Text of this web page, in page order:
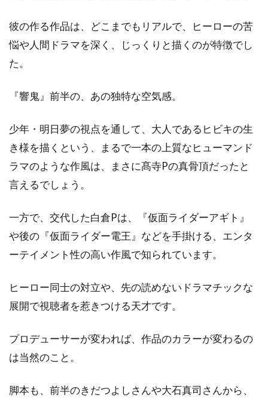
彼の作る作品は、どこまでもリアルで、ヒーローの苦
悩や人間ドラマを深く、じっくりと描くのが特徴でし
た。
『響鬼』前半の、あの独特な空気感。
少年・明日夢の視点を通して、大人であるヒビキの生
き様を描くという、まるで一本の上質なヒューマンド
ラマのような作風は、まさに髙寺Pの真骨頂だったと
言えるでしょう。
一方で、交代した白倉Pは、『仮面ライダーアギト』
や後の『仮面ライダー電王』などを手掛ける、エンタ
ーテイメント性の高い作風で知られています。
ヒーロー同士の対立や、先の読めないドラマチックな
展開で視聴者を惹きつける天才です。
プロデューサーが変われば、作品のカラーが変わるの
は当然のこと。
脚本も、前半のきだつよしさんや大石真司さんから、